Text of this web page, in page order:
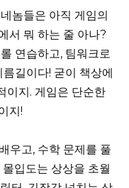
놈들은 아직 게임의
서 뭐 하는 줄 아나?
연습하고, 팀워크로
길이다! 굳이 책상에
이지. 게임은 단순한
지!
우고, 수학 문제를 풀
입도는 상상을 초월